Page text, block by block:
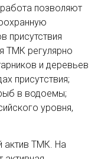
позволяют
присутствия
ТМК регулярно
и деревьев
присут­ствия;
в ­водоемы;
уровня,
актив ТМК. На